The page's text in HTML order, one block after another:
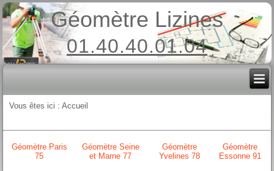
Géomètre Lizines
01.40.40.01.04
Vous êtes ici :Accueil
Géomètre Paris
75
Géomètre Seine
et Marne 77
Géomètre
Yvelines 78
Géomètre
Essonne 91